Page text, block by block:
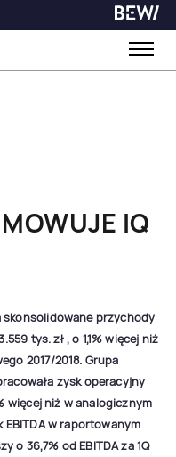
IQ
skonsolidowane przychody
tys. zł , o 1,1% więcej niż
2017/2018. Grupa
zysk operacyjny
więcej niż w analogicznym
EBITDA w raportowanym
o 36,7% od EBITDA za 1Q